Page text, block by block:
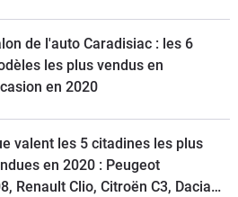
de l'auto Caradisiac : les 6
les plus vendus en
en 2020
valent les 5 citadines les plus
en 2020 : Peugeot
Renault Clio, Citroën C3, Dacia